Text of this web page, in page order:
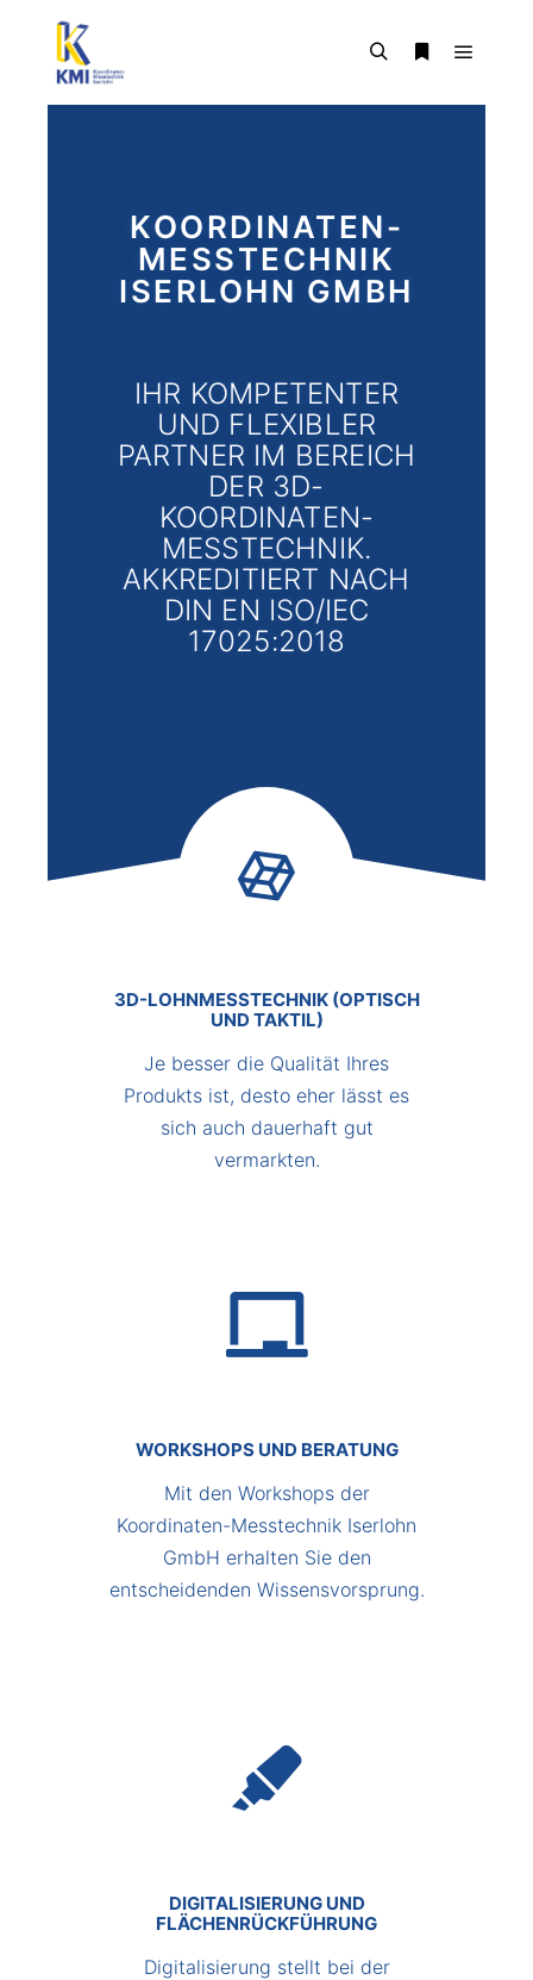
KOORDINATEN-
MESSTECHNIK
ISERLOHN GMBH
IHR KOMPETENTER
UND FLEXIBLER
PARTNER IM BEREICH
DER 3D-
KOORDINATEN-
MESSTECHNIK.
AKKREDITIERT NACH
DIN EN ISO/IEC
17025:2018
3D-LOHNMESSTECHNIK (OPTISCH
UND TAKTIL)
Je besser die Qualität Ihres
Produkts ist, desto eher lässt es
sich auch dauerhaft gut
vermarkten.
WORKSHOPS UND BERATUNG
Mit den Workshops der
Koordinaten-Messtechnik Iserlohn
GmbH erhalten Sie den
entscheidenden Wissensvorsprung.
DIGITALISIERUNG UND
FLÄCHENRÜCKFÜHRUNG
Digitalisierung stellt bei der